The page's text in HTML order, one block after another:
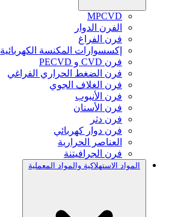
MPCVD
الفرن الدوار
فرن الفراغ
إكسسوارات المكنسة الكهربائية
فرن CVD و PECVD
فرن الضغط الحراري الفراغي
فرن الغلاف الجوي
فرن الأنبوب
فرن الأسنان
فرن دثر
فرن دوار كهربائي
العناصر الحرارية
فرن الجرافيتنة
المواد الاستهلاكية والمواد المعملية